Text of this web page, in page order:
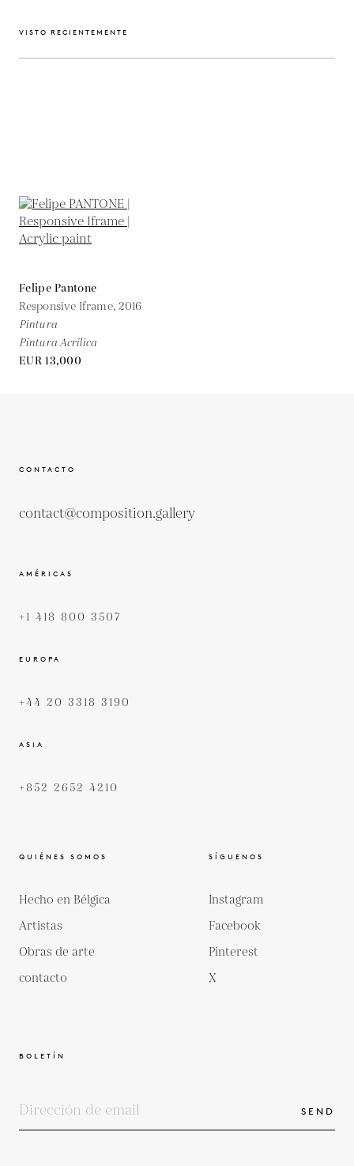
VISTO RECIENTEMENTE
Felipe Pantone
Responsive Iframe, 2016
Pintura
Pintura Acrílica
EUR 13,000
CONTACTO
contact@composition.gallery
AMÉRICAS
+1 418 800 3507
EUROPA
+44 20 3318 3190
ASIA
+852 2652 4210
QUIÉNES SOMOS
Hecho en Bélgica
Artistas
Obras de arte
contacto
SÍGUENOS
Instagram
Facebook
Pinterest
X
BOLETÍN
SEND